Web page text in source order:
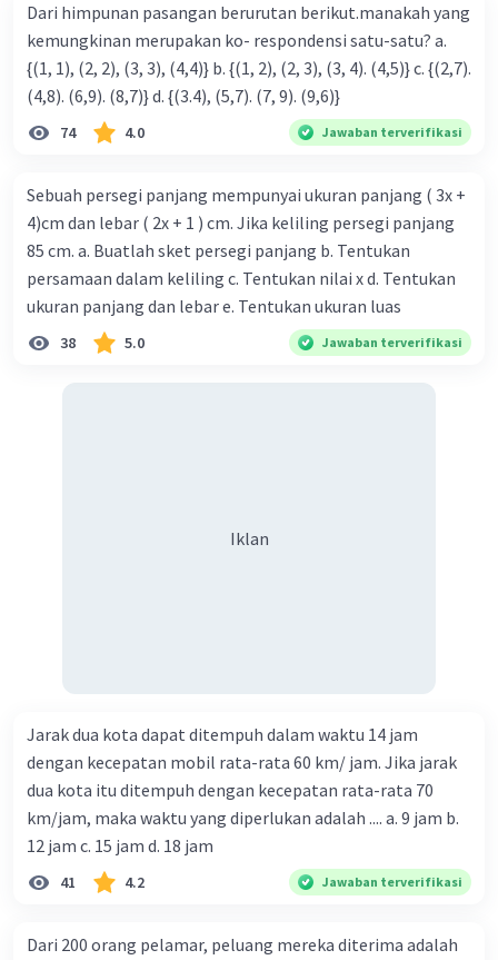
Dari himpunan pasangan berurutan berikut.manakah yang
kemungkinan merupakan ko- respondensi satu-satu? a.
{(1, 1), (2, 2), (3, 3), (4,4)} b. {(1, 2), (2, 3), (3, 4). (4,5)} c. {(2,7).
(4,8). (6,9). (8,7)} d. {(3.4), (5,7). (7, 9). (9,6)}
74 4.0 Jawaban terverifikasi
Sebuah persegi panjang mempunyai ukuran panjang ( 3x +
4)cm dan lebar ( 2x + 1 ) cm. Jika keliling persegi panjang
85 cm. a. Buatlah sket persegi panjang b. Tentukan
persamaan dalam keliling c. Tentukan nilai x d. Tentukan
ukuran panjang dan lebar e. Tentukan ukuran luas
38 5.0 Jawaban terverifikasi
Iklan
Jarak dua kota dapat ditempuh dalam waktu 14 jam
dengan kecepatan mobil rata-rata 60 km/ jam. Jika jarak
dua kota itu ditempuh dengan kecepatan rata-rata 70
km/jam, maka waktu yang diperlukan adalah .... a. 9 jam b.
12 jam c. 15 jam d. 18 jam
41 4.2 Jawaban terverifikasi
Dari 200 orang pelamar, peluang mereka diterima adalah